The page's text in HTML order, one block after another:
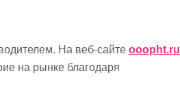
На веб-сайте ooopht.ru
на рынке благодаря